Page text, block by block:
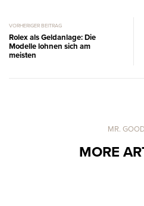
VORHERIGER BEITRAG
Rolex als Geldanlage: Die
Modelle lohnen sich am
meisten
MR.
MORE